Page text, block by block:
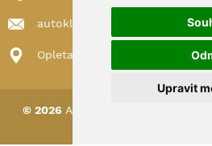
Upravit
autoklub@autoklub.cz
Opletalova 1337/29, 110 00
© 2026 AUTOKLUB ČESKÉ